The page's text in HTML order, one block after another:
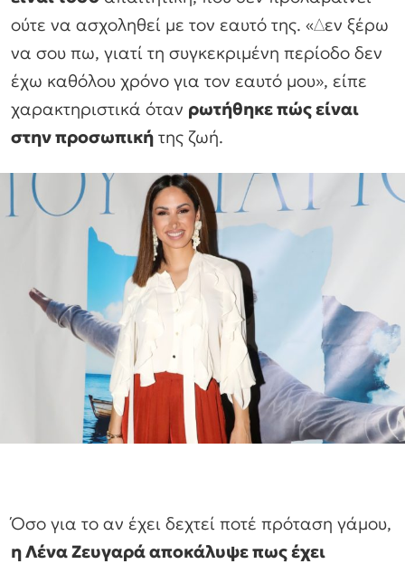
ούτε να ασχοληθεί με τον εαυτό της. «∆εν ξέρω
να σου πω, γιατί τη συγκεκριµένη περίοδο δεν
έχω καθόλου χρόνο για τον εαυτό µου», είπε
χαρακτηριστικά όταν ρωτήθηκε πώς είναι
στην προσωπική της ζωή.
Όσο για το αν έχει δεχτεί ποτέ πρόταση γάμου,
η Λένα Ζευγαρά αποκάλυψε πως έχει